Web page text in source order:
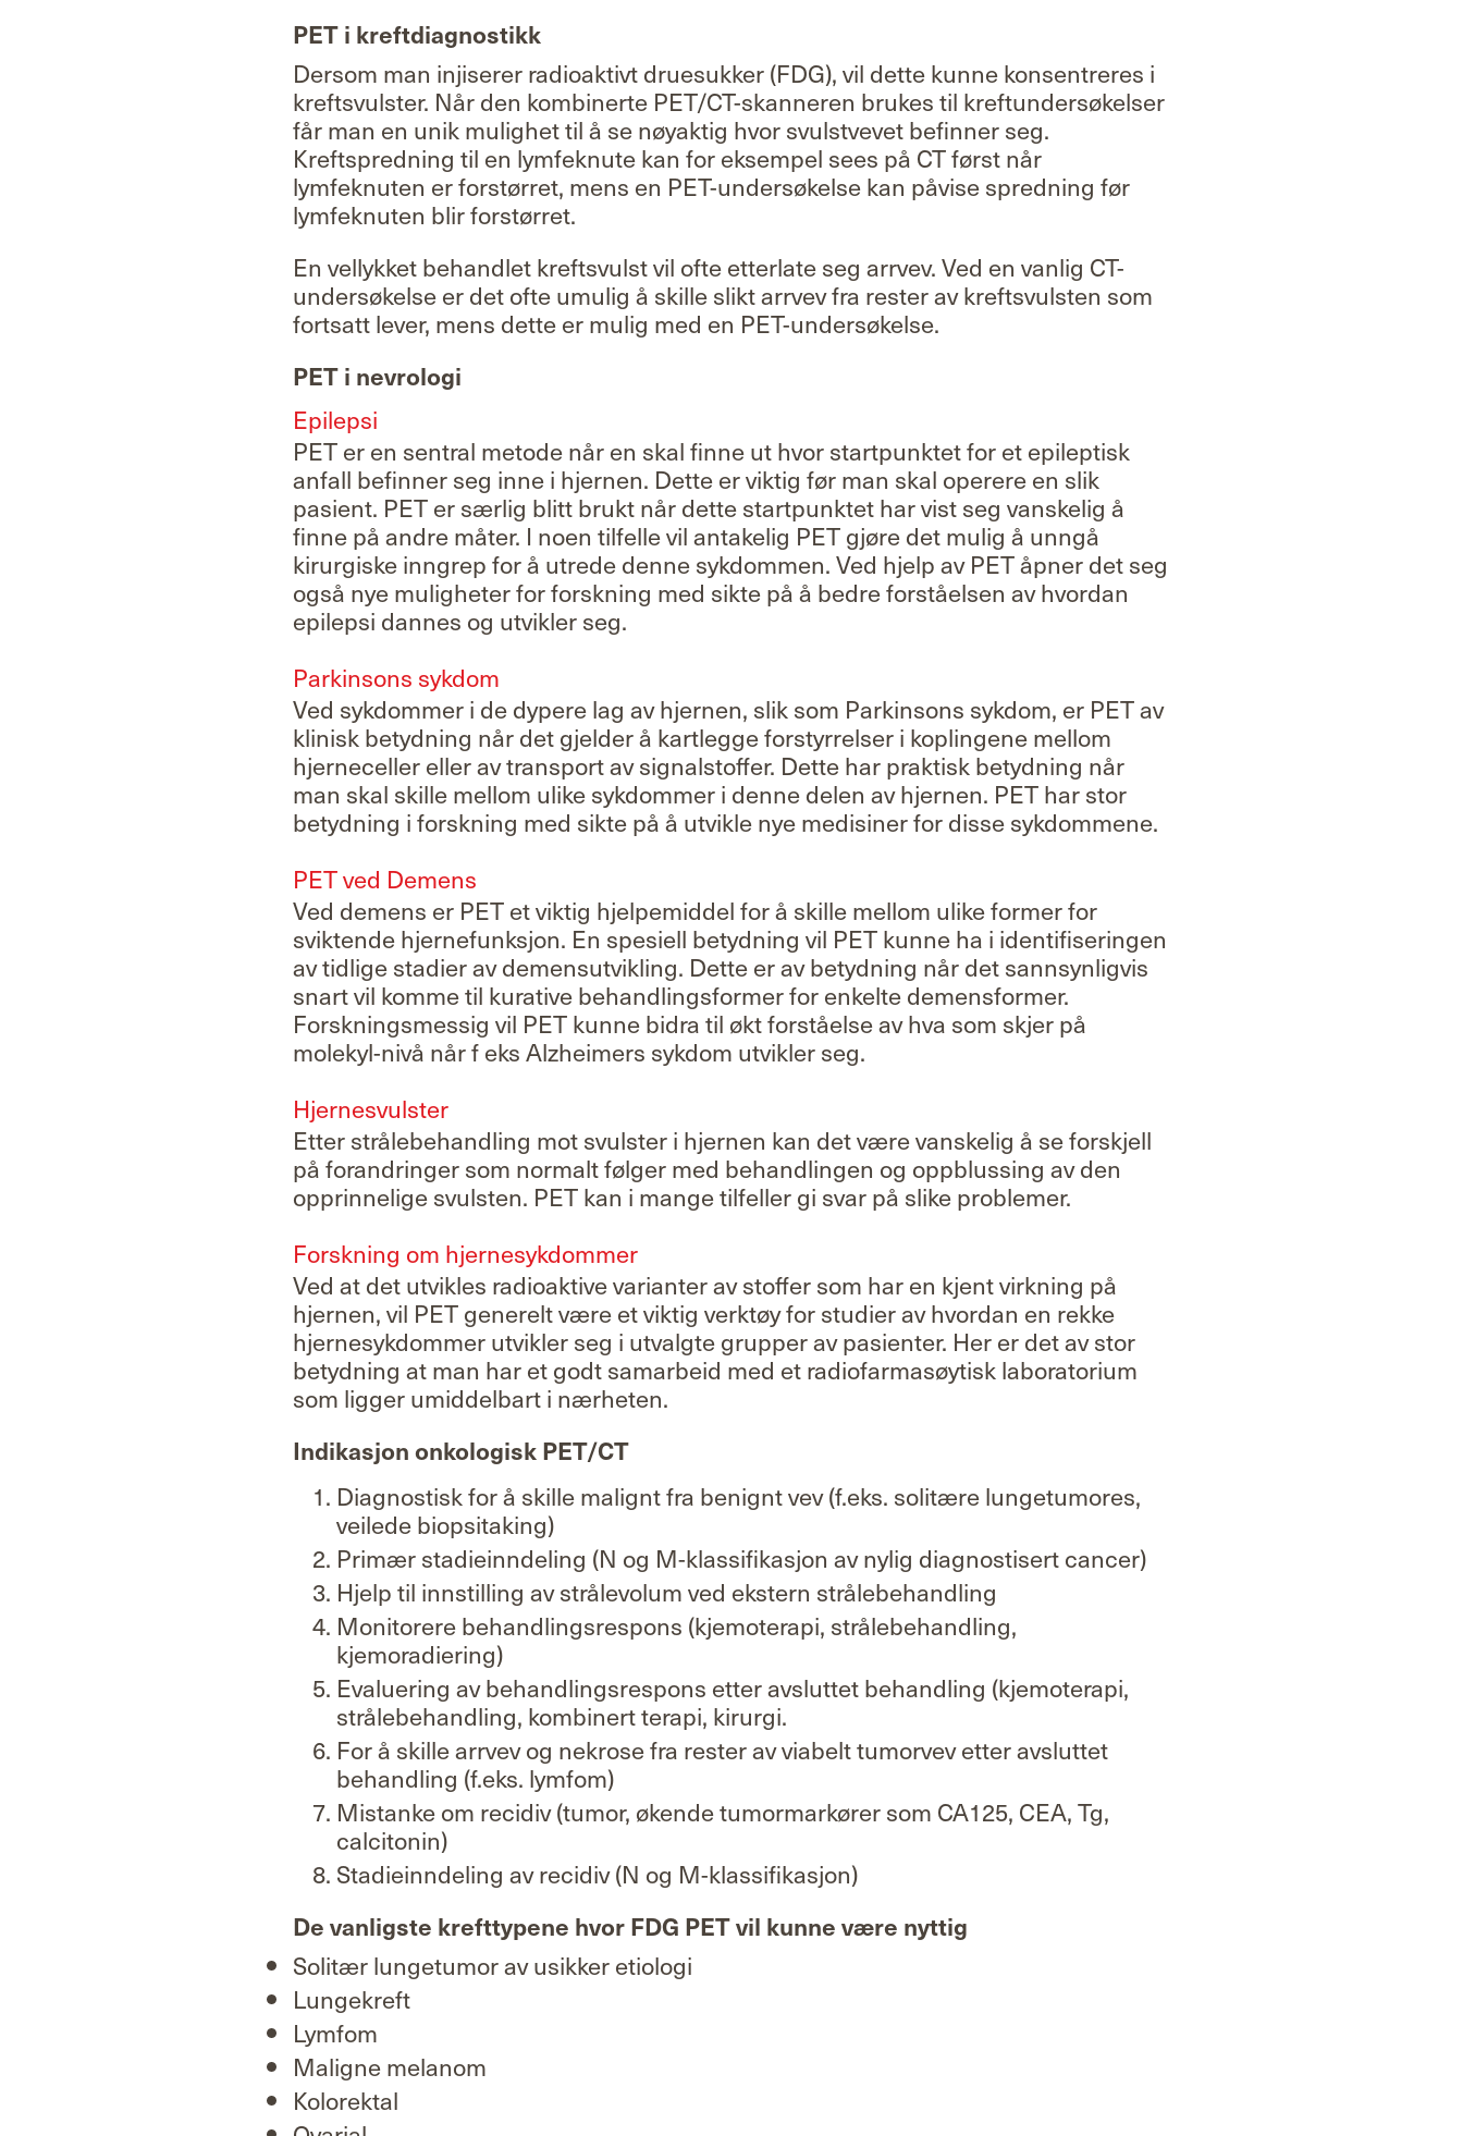
PET i kreftdiagnostikk
Dersom man injiserer radioaktivt druesukker (FDG), vil dette kunne konsentreres i
kreftsvulster. Når den kombinerte PET/CT-skanneren brukes til kreftundersøkelser
får man en unik mulighet til å se nøyaktig hvor svulstvevet befinner seg.
Kreftspredning til en lymfeknute kan for eksempel sees på CT først når
lymfeknuten er forstørret, mens en PET-undersøkelse kan påvise spredning før
lymfeknuten blir forstørret.
En vellykket behandlet kreftsvulst vil ofte etterlate seg arrvev. Ved en vanlig CT-
undersøkelse er det ofte umulig å skille slikt arrvev fra rester av kreftsvulsten som
fortsatt lever, mens dette er mulig med en PET-undersøkelse.
PET i nevrologi
Epilepsi
PET er en sentral metode når en skal finne ut hvor startpunktet for et epileptisk
anfall befinner seg inne i hjernen. Dette er viktig før man skal operere en slik
pasient. PET er særlig blitt brukt når dette startpunktet har vist seg vanskelig å
finne på andre måter. I noen tilfelle vil antakelig PET gjøre det mulig å unngå
kirurgiske inngrep for å utrede denne sykdommen. Ved hjelp av PET åpner det seg
også nye muligheter for forskning med sikte på å bedre forståelsen av hvordan
epilepsi dannes og utvikler seg.
Parkinsons sykdom
Ved sykdommer i de dypere lag av hjernen, slik som Parkinsons sykdom, er PET av
klinisk betydning når det gjelder å kartlegge forstyrrelser i koplingene mellom
hjerneceller eller av transport av signalstoffer. Dette har praktisk betydning når
man skal skille mellom ulike sykdommer i denne delen av hjernen. PET har stor
betydning i forskning med sikte på å utvikle nye medisiner for disse sykdommene.
PET ved Demens
Ved demens er PET et viktig hjelpemiddel for å skille mellom ulike former for
sviktende hjernefunksjon. En spesiell betydning vil PET kunne ha i identifiseringen
av tidlige stadier av demensutvikling. Dette er av betydning når det sannsynligvis
snart vil komme til kurative behandlingsformer for enkelte demensformer.
Forskningsmessig vil PET kunne bidra til økt forståelse av hva som skjer på
molekyl-nivå når f eks Alzheimers sykdom utvikler seg.
Hjernesvulster
Etter strålebehandling mot svulster i hjernen kan det være vanskelig å se forskjell
på forandringer som normalt følger med behandlingen og oppblussing av den
opprinnelige svulsten. PET kan i mange tilfeller gi svar på slike problemer.
Forskning om hjernesykdommer
Ved at det utvikles radioaktive varianter av stoffer som har en kjent virkning på
hjernen, vil PET generelt være et viktig verktøy for studier av hvordan en rekke
hjernesykdommer utvikler seg i utvalgte grupper av pasienter. Her er det av stor
betydning at man har et godt samarbeid med et radiofarmasøytisk laboratorium
som ligger umiddelbart i nærheten.
Indikasjon onkologisk PET/CT
Diagnostisk for å skille malignt fra benignt vev (f.eks. solitære lungetumores,
veilede biopsitaking)
Primær stadieinndeling (N og M-klassifikasjon av nylig diagnostisert cancer)
Hjelp til innstilling av strålevolum ved ekstern strålebehandling
Monitorere behandlingsrespons (kjemoterapi, strålebehandling,
kjemoradiering)
Evaluering av behandlingsrespons etter avsluttet behandling (kjemoterapi,
strålebehandling, kombinert terapi, kirurgi.
For å skille arrvev og nekrose fra rester av viabelt tumorvev etter avsluttet
behandling (f.eks. lymfom)
Mistanke om recidiv (tumor, økende tumormarkører som CA125, CEA, Tg,
calcitonin)
Stadieinndeling av recidiv (N og M-klassifikasjon)
De vanligste krefttypene hvor FDG PET vil kunne være nyttig
Solitær lungetumor av usikker etiologi
Lungekreft
Lymfom
Maligne melanom
Kolorektal